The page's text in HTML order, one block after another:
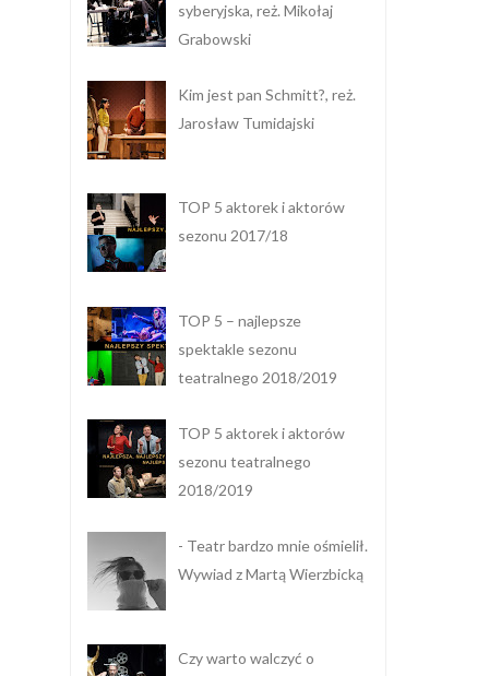
syberyjska, reż. Mikołaj
Grabowski
Kim jest pan Schmitt?, reż.
Jarosław Tumidajski
TOP 5 aktorek i aktorów
sezonu 2017/18
TOP 5 – najlepsze
spektakle sezonu
teatralnego 2018/2019
TOP 5 aktorek i aktorów
sezonu teatralnego
2018/2019
- Teatr bardzo mnie ośmielił.
Wywiad z Martą Wierzbicką
Czy warto walczyć o